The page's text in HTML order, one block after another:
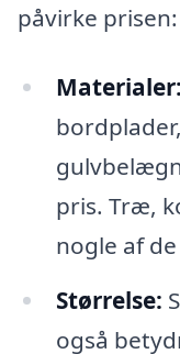
påvirke prisen:
Materialer:
pris. Træ,
nogle af
Størrelse:
også